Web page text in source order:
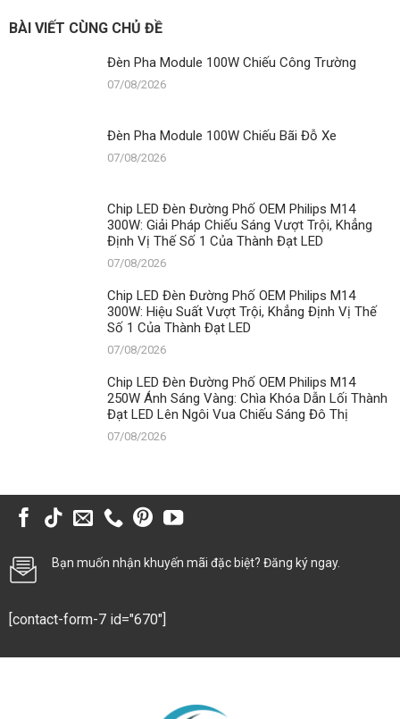
BÀI VIẾT CÙNG CHỦ ĐỀ
Đèn Pha Module 100W Chiếu Công Trường
07/08/2026
Đèn Pha Module 100W Chiếu Bãi Đỗ Xe
07/08/2026
Chip LED Đèn Đường Phố OEM Philips M14
300W: Giải Pháp Chiếu Sáng Vượt Trội, Khẳng
Định Vị Thế Số 1 Của Thành Đạt LED
07/08/2026
Chip LED Đèn Đường Phố OEM Philips M14
300W: Hiệu Suất Vượt Trội, Khẳng Định Vị Thế
Số 1 Của Thành Đạt LED
07/08/2026
Chip LED Đèn Đường Phố OEM Philips M14
250W Ánh Sáng Vàng: Chìa Khóa Dẫn Lối Thành
Đạt LED Lên Ngôi Vua Chiếu Sáng Đô Thị
07/08/2026
Bạn muốn nhận khuyến mãi đặc biệt? Đăng ký ngay.
[contact-form-7 id="670"]